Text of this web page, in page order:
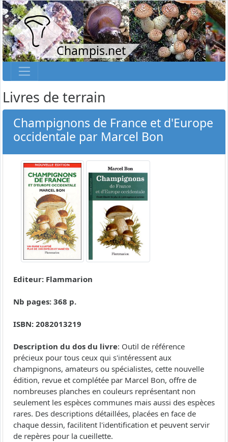
Champis.net
Livres de terrain
Champignons de France et d'Europe
occidentale par Marcel Bon
Editeur: Flammarion
Nb pages: 368 p.
ISBN: 2082013219
Description du dos du livre: Outil de référence
précieux pour tous ceux qui s'intéressent aux
champignons, amateurs ou spécialistes, cette nouvelle
édition, revue et complétée par Marcel Bon, offre de
nombreuses planches en couleurs représentant non
seulement les espèces communes mais aussi des espèces
rares. Des descriptions détaillées, placées en face de
chaque dessin, facilitent l'identification et peuvent servir
de repères pour la cueillette.